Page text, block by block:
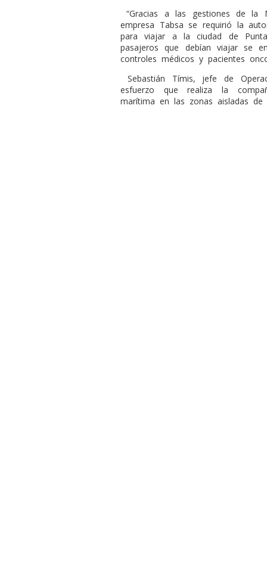
“Gracias a las gestiones de la
empresa Tabsa se requirió la
para viajar a la ciudad de
pasajeros que debían viajar se
controles médicos y pacientes
Sebastián Tímis, jefe de
esfuerzo que realiza la
marítima en las zonas aisladas de